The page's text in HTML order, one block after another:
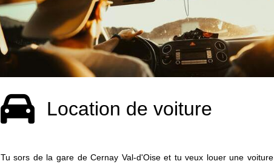
Location de voiture
Tu sors de la gare de Cernay Val-d'Oise et tu veux louer une voiture